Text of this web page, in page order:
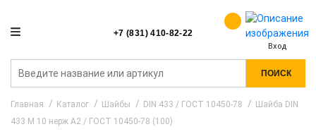
+7 (831) 410-82-22
Вход
ПОИСК
Главная Каталог Шайбы DIN 433 / ГОСТ 10450-78
Шайба DIN
433 M 10 нерж A2 / ГОСТ 10450-78 (100)